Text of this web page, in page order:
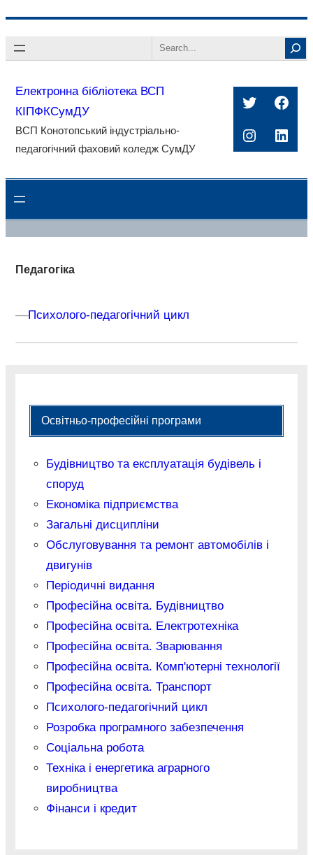
до
Search
Електронна бібліотека ВСП
КІПФКСумДУ
ВСП Конотопський індустріально-
педагогічний фаховий коледж СумДУ
Twitter
Педагогіка
––Психолого-педагогічний цикл
Освітньо-професійні програми
Будівництво та експлуатація будівель і
споруд
Економіка підприємства
Загальні дисципліни
Обслуговування та ремонт автомобілів і
двигунів
Періодичні видання
Професійна освіта. Будівництво
Професійна освіта. Електротехніка
Професійна освіта. Зварювання
Професійна освіта. Комп'ютерні технології
Професійна освіта. Транспорт
Психолого-педагогічний цикл
Розробка програмного забезпечення
Соціальна робота
Техніка і енергетика аграрного
виробництва
Фінанси і кредит